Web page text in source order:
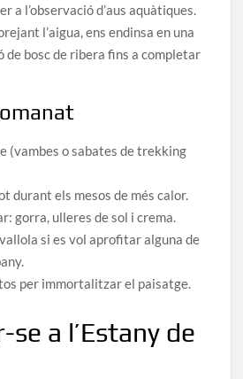
a l’observació d’aus aquàtiques.
l’aigua, ens endinsa en una
de bosc de ribera fins a completar
(vambes o sabates de trekking
durant els mesos de més calor.
gorra, ulleres de sol i crema.
si es vol aprofitar alguna de
per immortalitzar el paisatge.
se a l’Estany de